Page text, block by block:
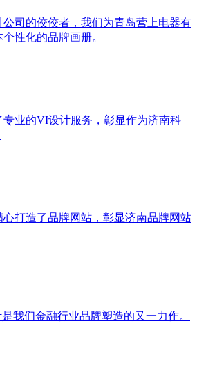
司的佼佼者，我们为青岛营上电器有
性化的品牌画册。
业的VI设计服务，彰显作为济南科
打造了品牌网站，彰显济南品牌网站
我们金融行业品牌塑造的又一力作。